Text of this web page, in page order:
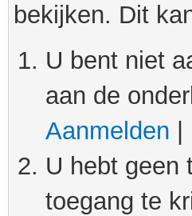
bekijken. Dit
U bent niet
aan de
Aanmelden
U hebt geen
toegang te